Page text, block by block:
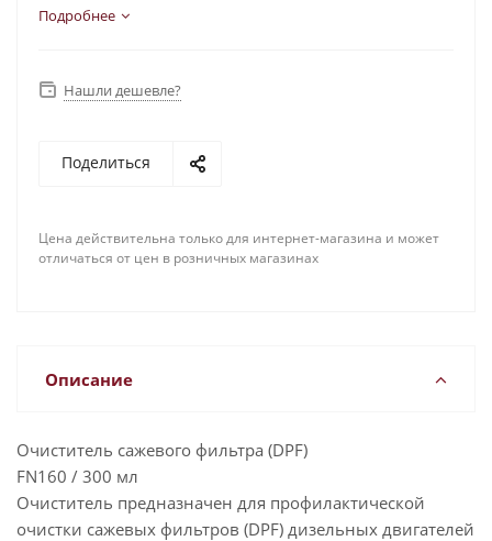
Подробнее
Нашли дешевле?
Поделиться
Цена действительна только для интернет-магазина и может
отличаться от цен в розничных магазинах
Описание
Очиститель сажевого фильтра (DPF)
FN160 / 300 мл
Очиститель предназначен для профилактической
очистки сажевых фильтров (DPF) дизельных двигателей